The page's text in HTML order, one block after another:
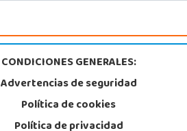
CONDICIONES GENERALES:
Advertencias de seguridad
Política de cookies